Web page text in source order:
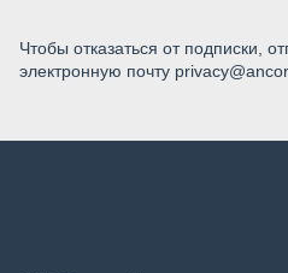
Чтобы отказаться от подписки,
электронную почту